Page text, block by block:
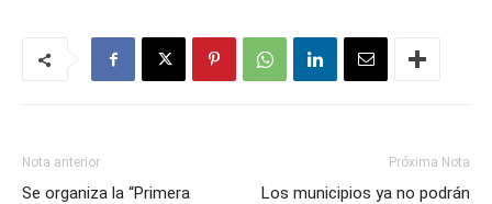
Nota anterior
Se organiza la “Primera
Próxima Nota
Los municipios ya no podrán